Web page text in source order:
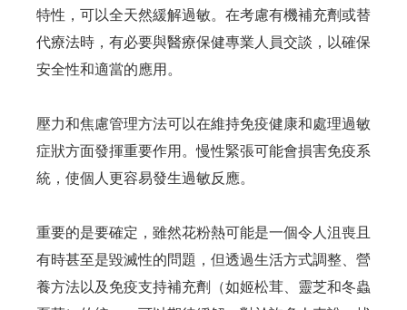
特性，可以全天然緩解過敏。在考慮有機補充劑或替
代療法時，有必要與醫療保健專業人員交談，以確保
安全性和適當的應用。
壓力和焦慮管理方法可以在維持免疫健康和處理過敏
症狀方面發揮重要作用。慢性緊張可能會損害免疫系
統，使個人更容易發生過敏反應。
重要的是要確定，雖然花粉熱可能是一個令人沮喪且
有時甚至是毀滅性的問題，但透過生活方式調整、營
養方法以及免疫支持補充劑（如姬松茸、靈芝和冬蟲